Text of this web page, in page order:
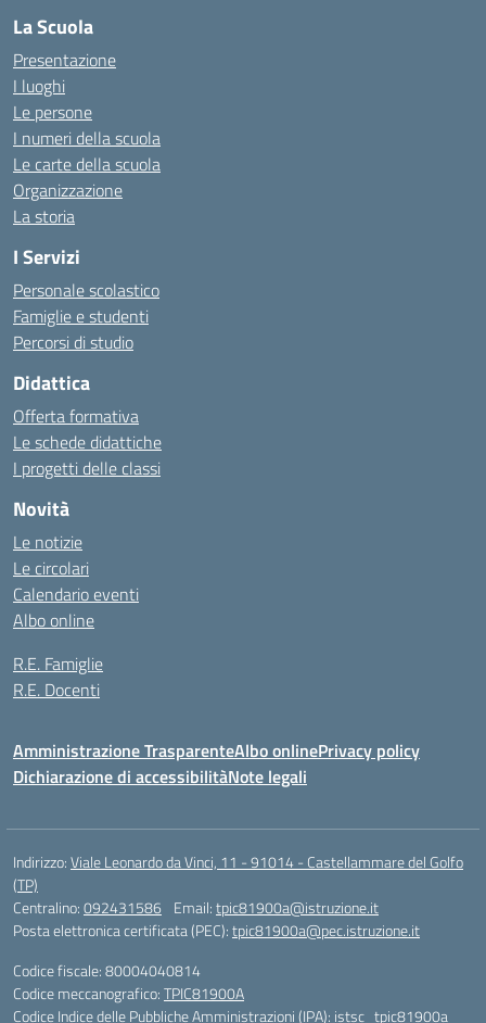
La Scuola
Presentazione
I luoghi
Le persone
I numeri della scuola
Le carte della scuola
Organizzazione
La storia
I Servizi
Personale scolastico
Famiglie e studenti
Percorsi di studio
Didattica
Offerta formativa
Le schede didattiche
I progetti delle classi
Novità
Le notizie
Le circolari
Calendario eventi
Albo online
R.E. Famiglie
R.E. Docenti
Amministrazione TrasparenteAlbo onlinePrivacy policy
Dichiarazione di accessibilitàNote legali
Indirizzo:Viale Leonardo da Vinci, 11 - 91014 - Castellammare del Golfo
(TP)
Centralino:092431586 Email:tpic81900a@istruzione.it
Posta elettronica certificata (PEC):tpic81900a@pec.istruzione.it
Codice fiscale: 80004040814
Codice meccanografico:TPIC81900A
Codice Indice delle Pubbliche Amministrazioni (IPA): istsc_tpic81900a